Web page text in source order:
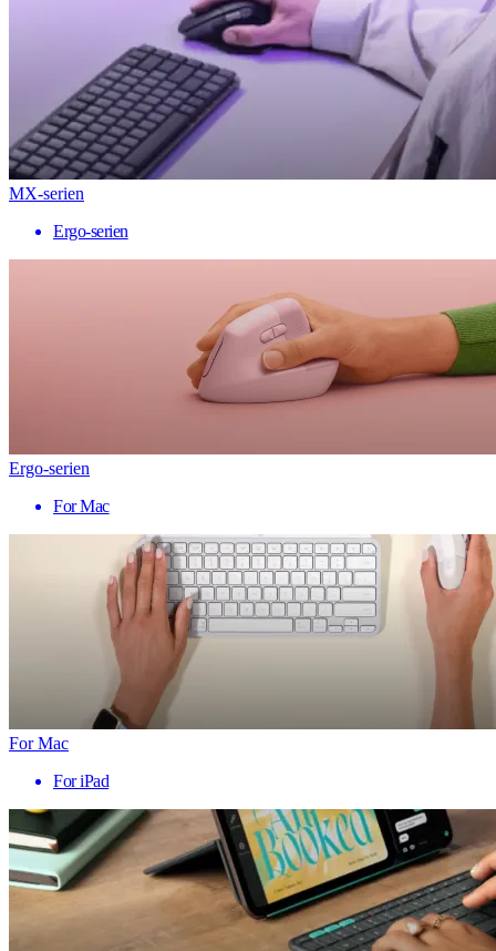
MX-serien
Ergo-serien
Ergo-serien
For Mac
For Mac
For iPad